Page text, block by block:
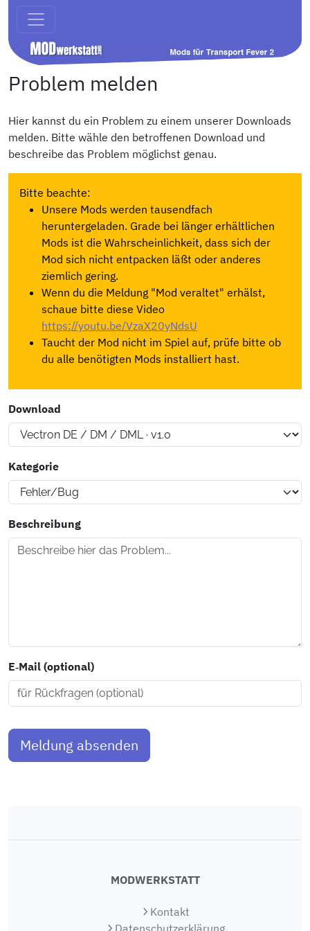
Problem melden
Hier kannst du ein Problem zu einem unserer Downloads
melden. Bitte wähle den betroffenen Download und
beschreibe das Problem möglichst genau.
Bitte beachte:
Unsere Mods werden tausendfach
heruntergeladen. Grade bei länger erhältlichen
Mods ist die Wahrscheinlichkeit, dass sich der
Mod sich nicht entpacken läßt oder anderes
ziemlich gering.
Wenn du die Meldung "Mod veraltet" erhälst,
schaue bitte diese Video
https://youtu.be/VzaX20yNdsU
Taucht der Mod nicht im Spiel auf, prüfe bitte ob
du alle benötigten Mods installiert hast.
Download
Kategorie
Beschreibung
E‑Mail (optional)
Meldung absenden
MODWERKSTATT
Kontakt